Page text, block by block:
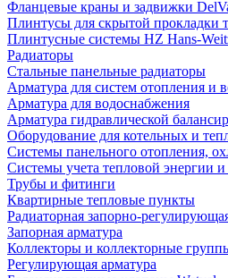
Фланцевые краны и задвижки
Плинтусы для скрытой прокладки
Плинтусные системы HZ Hans-
Радиаторы
Стальные панельные радиаторы
Арматура для систем отопления и
Арматура для водоснабжения
Арматура гидравлической
Оборудование для котельных и
Системы панельного отопления,
Системы учета тепловой энергии
Трубы и фитинги
Квартирные тепловые пункты
Радиаторная запорно-
Запорная арматура
Коллекторы и коллекторные
Регулирующая арматура